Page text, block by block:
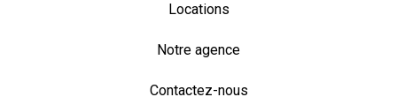
Locations
Notre agence
Contactez-nous